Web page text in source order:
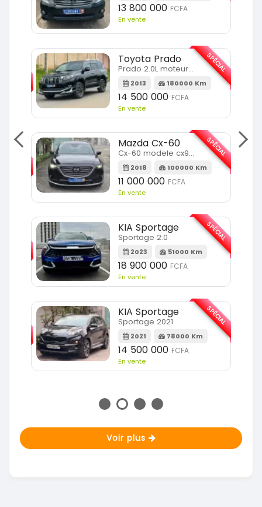
SPÉCIAL
13 800 000 FCFA
En vente
Toyota Prado
Prado 2.0L moteur d4d
2013 180000 Km
14 500 000 FCFA
En vente
SPÉCIAL
Mazda Cx-60
Cx-60 modele cx9 full option
2018 100000 Km
11 000 000 FCFA
En vente
SPÉCIAL
KIA Sportage
Sportage 2.0
2023 51000 Km
18 900 000 FCFA
En vente
SPÉCIAL
KIA Sportage
Sportage 2021
2021 78000 Km
14 500 000 FCFA
En vente
SPÉCIAL
Voir plus